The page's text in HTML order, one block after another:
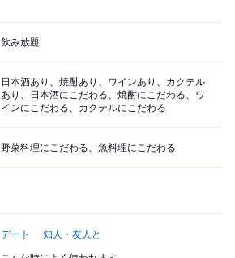
飲み放題
日本酒あり、焼酎あり、ワインあり、カクテル
あり、日本酒にこだわる、焼酎にこだわる、ワ
インにこだわる、カクテルにこだわる
野菜料理にこだわる、魚料理にこだわる
デート 知人・友人と